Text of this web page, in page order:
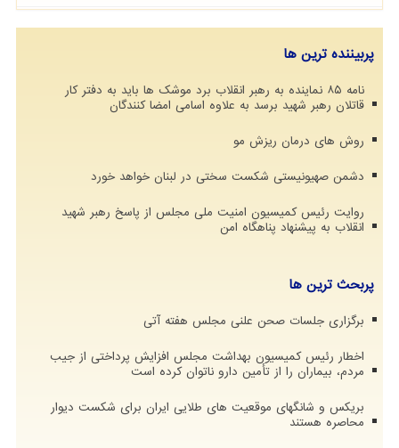
پربیننده ترین ها
نامه ۸۵ نماینده به رهبر انقلاب برد موشک ها باید به دفتر کار
قاتلان رهبر شهید برسد به علاوه اسامی امضا کنندگان
روش های درمان ریزش مو
دشمن صهیونیستی شکست سختی در لبنان خواهد خورد
روایت رئیس کمیسیون امنیت ملی مجلس از پاسخ رهبر شهید
انقلاب به پیشنهاد پناهگاه امن
پربحث ترین ها
برگزاری جلسات صحن علنی مجلس هفته آتی
اخطار رئیس کمیسیون بهداشت مجلس افزایش پرداختی از جیب
مردم، بیماران را از تأمین دارو ناتوان کرده است
بریکس و شانگهای موقعیت های طلایی ایران برای شکست دیوار
محاصره هستند